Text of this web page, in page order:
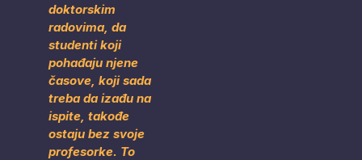
doktorskim
radovima, da
studenti koji
pohađaju njene
časove, koji sada
treba da izađu na
ispite, takođe
ostaju bez svoje
profesorke. To